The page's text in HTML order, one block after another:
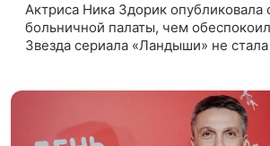
Актриса Ника Здорик опубликовала
больничной палаты, чем
Звезда сериала «Ландыши» не стала